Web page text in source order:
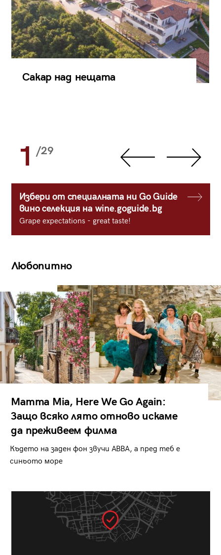
Сакар над нещата
1 /29
Избери от специалната ни Go Guide
вино селекция на wine.goguide.bg
Grape expectations - great taste!
Любопитно
Mamma Mia, Here We Go Again:
Защо всяко лято отново искаме
да преживеем филма
Където на заден фон звучи ABBA, а пред теб е
синьото море